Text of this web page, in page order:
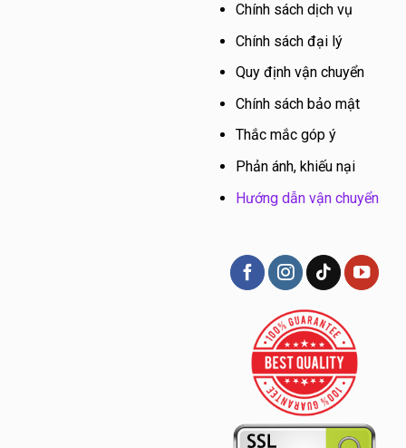
Chính sách dịch vụ
Chính sách đại lý
Quy định vận chuyển
Chính sách bảo mật
Thắc mắc góp ý
Phản ánh, khiếu nại
Hướng dẫn vận chuyển